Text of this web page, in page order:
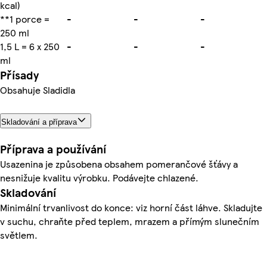
kcal)
**1 porce =
250 ml
- -
-
1,5 L = 6 x 250
ml
- - -
Přísady
Obsahuje Sladidla
Skladování a příprava
Příprava a používání
Usazenina je způsobena obsahem pomerančové šťávy a
nesnižuje kvalitu výrobku. Podávejte chlazené.
Skladování
Minimální trvanlivost do konce: viz horní část láhve. Skladujte
v suchu, chraňte před teplem, mrazem a přímým slunečním
světlem.